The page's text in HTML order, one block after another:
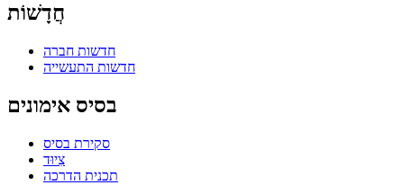
חֲדָשׁוֹת
חדשות חברה
חדשות התעשייה
בסיס אימונים
סקירת בסיס
צִיוּד
תכנית הדרכה